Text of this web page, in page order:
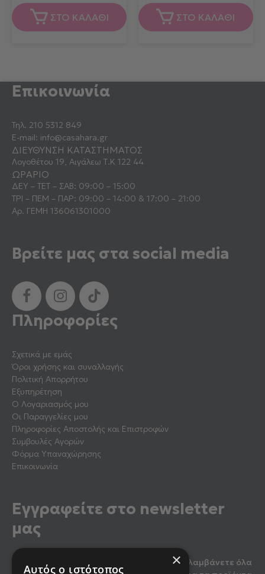
ΣΤΟ ΚΑΛΑΘΙ ΣΤΟ ΚΑΛΑΘΙ
Επικοινωνία
Τηλ. 210 5312 849
E-mail: info@casahara.gr
ΔΙΕΥΘΥΝΣΗ ΚΑΤΑΣΤΗΜΑΤΟΣ
Λογοθέτου 19, Αιγάλεω Τ.Κ 122 44
ΩΡΑΡΙΟ
ΔΕΥ – ΤΕΤ – ΣΑΒ: 09:00 – 15:00
ΤΡΙ – ΠΕΜ – ΠΑΡ: 09:00 – 14:00 & 17:00 – 21:00
Αρ. ΓΕΜΗ 136061301000
Βρείτε μας στα social media
Πληροφορίες
Σχετικά με εμάς
Όροι χρήσης και συναλλαγής
Πολιτική Απορρήτου
Εξυπηρέτηση
Ο Λογαριασμός μου
Οι Παραγγελίες μου
Πληροφορίες Αποστολής και Επιστροφών
Συμβουλές Αγορών
Φόρμα Υπαναχώρησης
Επικοινωνία
Εγγραφείτε στο newsletter
μας
Κάντε εγγραφή στο newsletter μας για να λαμβάνετε όλα
×
Αυτός ο ιστότοπος